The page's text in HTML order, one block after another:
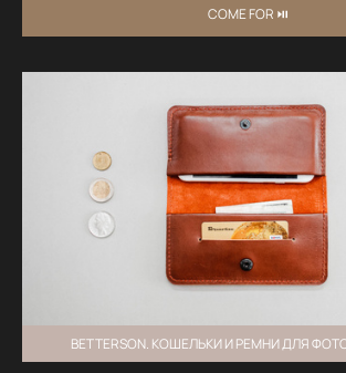
COME FOR ⏯
BETTERSON. КОШЕЛЬКИ И РЕМНИ ДЛЯ